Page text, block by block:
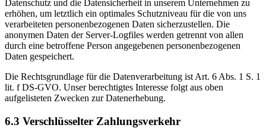
Datenschutz und die Datensicherheit in unserem Unternehmen zu
erhöhen, um letztlich ein optimales Schutzniveau für die von uns
verarbeiteten personenbezogenen Daten sicherzustellen. Die
anonymen Daten der Server-Logfiles werden getrennt von allen
durch eine betroffene Person angegebenen personenbezogenen
Daten gespeichert.
Die Rechtsgrundlage für die Datenverarbeitung ist Art. 6 Abs. 1 S. 1
lit. f DS-GVO. Unser berechtigtes Interesse folgt aus oben
aufgelisteten Zwecken zur Datenerhebung.
6.3 Verschlüsselter Zahlungsverkehr